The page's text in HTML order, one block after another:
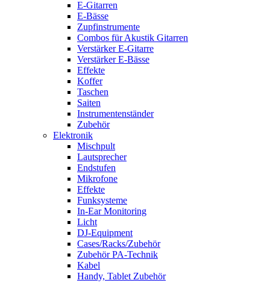
E-Gitarren
E-Bässe
Zupfinstrumente
Combos für Akustik Gitarren
Verstärker E-Gitarre
Verstärker E-Bässe
Effekte
Koffer
Taschen
Saiten
Instrumentenständer
Zubehör
Elektronik
Mischpult
Lautsprecher
Endstufen
Mikrofone
Effekte
Funksysteme
In-Ear Monitoring
Licht
DJ-Equipment
Cases/Racks/Zubehör
Zubehör PA-Technik
Kabel
Handy, Tablet Zubehör